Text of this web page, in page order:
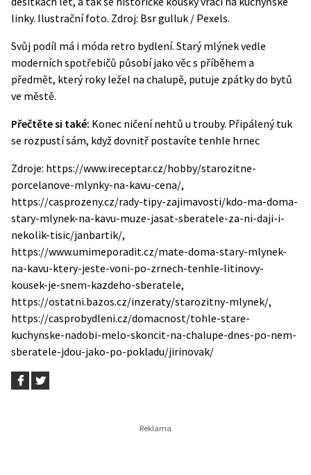
linky. Ilustrační foto. Zdroj: Bsr gulluk / Pexels.
Svůj podíl má i móda retro bydlení. Starý mlýnek vedle
moderních spotřebičů působí jako věc s příběhem a
předmět, který roky ležel na chalupě, putuje zpátky do bytů
ve městě.
Přečtěte si také: Konec ničení nehtů u trouby. Připálený tuk
se rozpustí sám, když dovnitř postavíte tenhle hrnec
Zdroje: https://www.ireceptar.cz/hobby/starozitne-
porcelanove-mlynky-na-kavu-cena/,
https://casprozeny.cz/rady-tipy-zajimavosti/kdo-ma-doma-
stary-mlynek-na-kavu-muze-jasat-sberatele-za-ni-daji-i-
nekolik-tisic/janbartik/,
https://www.umimeporadit.cz/mate-doma-stary-mlynek-
na-kavu-ktery-jeste-voni-po-zrnech-tenhle-litinovy-
kousek-je-snem-kazdeho-sberatele,
https://ostatni.bazos.cz/inzeraty/starozitny-mlynek/,
https://casprobydleni.cz/domacnost/tohle-stare-
kuchynske-nadobi-melo-skoncit-na-chalupe-dnes-po-nem-
sberatele-jdou-jako-po-pokladu/jirinovak/